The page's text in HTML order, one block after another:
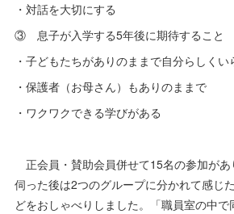
・対話を大切にする
③ 息子が入学する5年後に期待すること
・子どもたちがありのままで自分らしくい
・保護者（お母さん）もありのままで
・ワクワクできる学びがある
正会員・賛助会員併せて15名の参加が
伺った後は2つのグループに分かれて感じ
どをおしゃべりしました。「職員室の中